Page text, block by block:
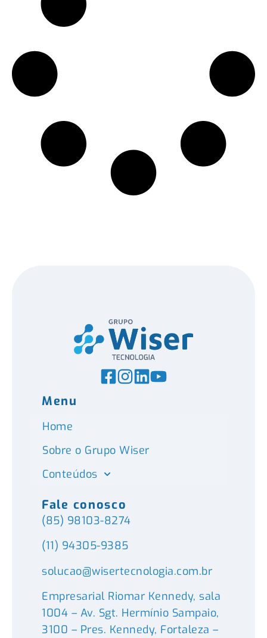
Menu
Home
Sobre o Grupo Wiser
Conteúdos
Fale conosco
(85) 98103-8274
(11) 94305-9385
solucao@wisertecnologia.com.br
Empresarial Riomar Kennedy, sala
1004 – Av. Sgt. Hermínio Sampaio,
3100 – Pres. Kennedy, Fortaleza –